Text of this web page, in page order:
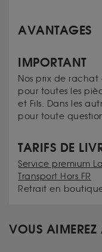
AVANTAGES
IMPORTANT
Nos prix de rachat
pour toutes les
et Fils. Dans les
pour toute
TARIFS DE
Service premium
Transport Hors FR
Retrait en
VOUS AIMEREZ